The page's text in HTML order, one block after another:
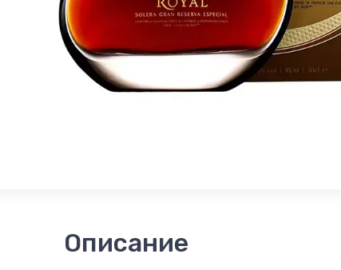
Описание